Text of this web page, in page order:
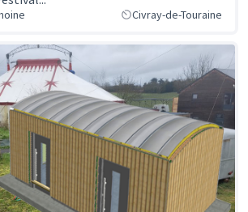
Civray-de-Touraine